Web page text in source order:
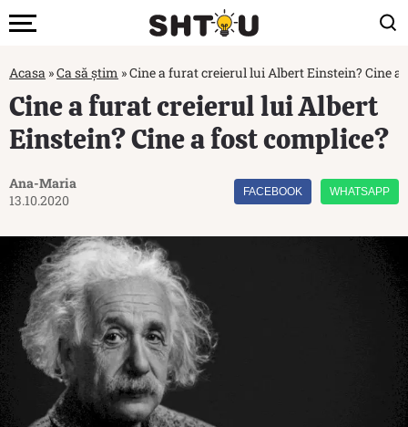
Acasa »Ca să știm »Cine a furat creierul lui Albert Einstein? Cine a
Cine a furat creierul lui Albert
Einstein? Cine a fost complice?
Ana-Maria
13.10.2020
FACEBOOK WHATSAPP